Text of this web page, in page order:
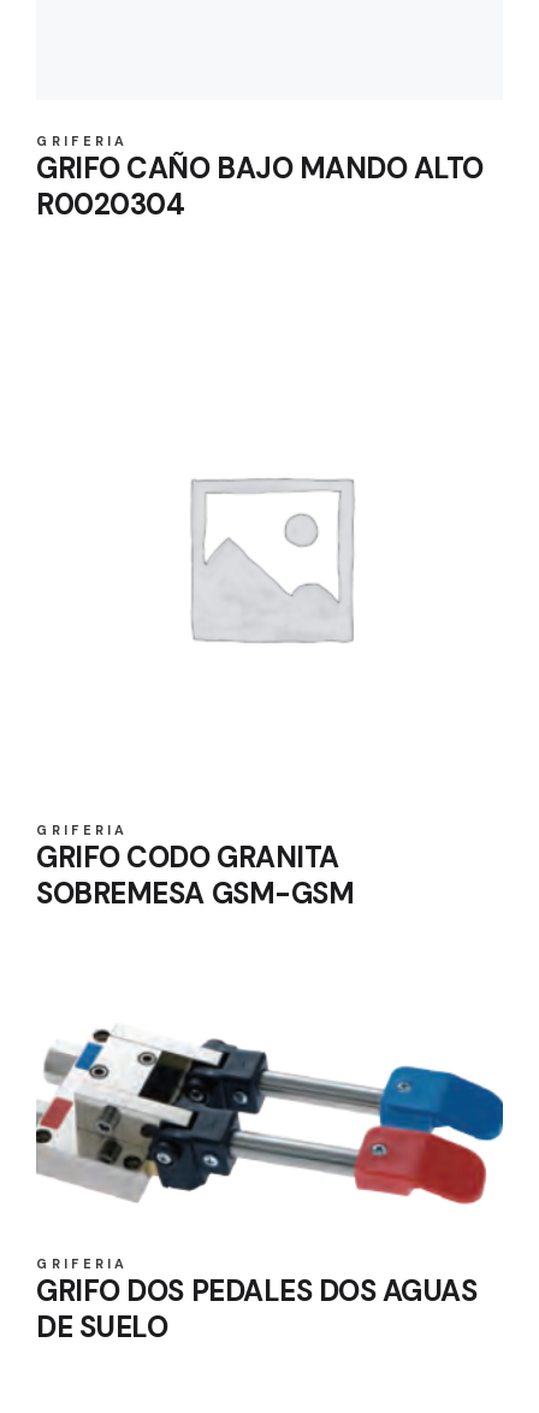
GRIFERIA
GRIFO CAÑO BAJO MANDO ALTO
R0020304
GRIFERIA
GRIFO CODO GRANITA
SOBREMESA GSM-GSM
GRIFERIA
GRIFO DOS PEDALES DOS AGUAS
DE SUELO